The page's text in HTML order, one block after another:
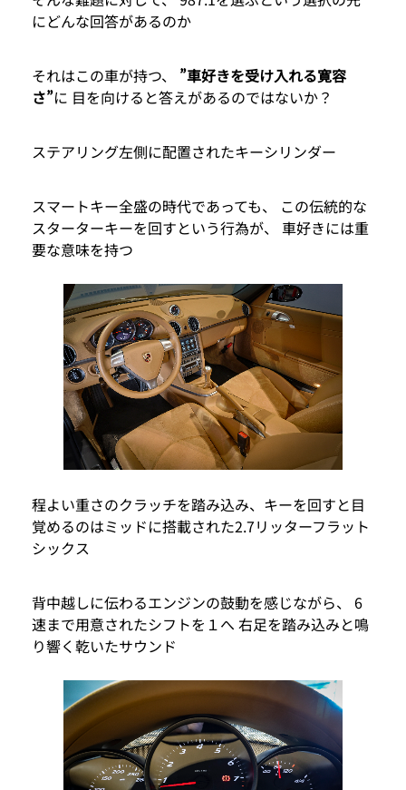
にどんな回答があるのか
それはこの車が持つ、 ”車好きを受け入れる寛容
さ”に 目を向けると答えがあるのではないか？
ステアリング左側に配置されたキーシリンダー
スマートキー全盛の時代であっても、 この伝統的な
スターターキーを回すという行為が、 車好きには重
要な意味を持つ
程よい重さのクラッチを踏み込み、キーを回すと目
覚めるのはミッドに搭載された2.7リッターフラット
シックス
背中越しに伝わるエンジンの鼓動を感じながら、 6
速まで用意されたシフトを１へ 右足を踏み込みと鳴
り響く乾いたサウンド